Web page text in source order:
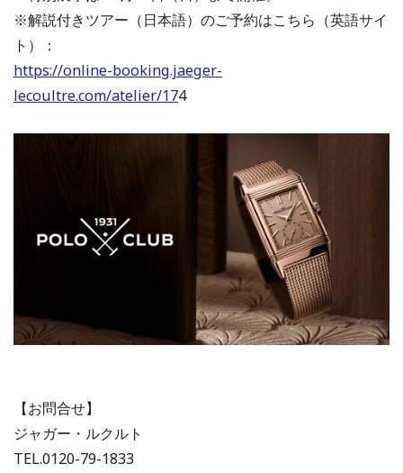
※解説付きツアー（日本語）のご予約はこちら（英語サイ
ト）：
https://online-booking.jaeger-
lecoultre.com/atelier/174
【お問合せ】
ジャガー・ルクルト
TEL.0120-79-1833